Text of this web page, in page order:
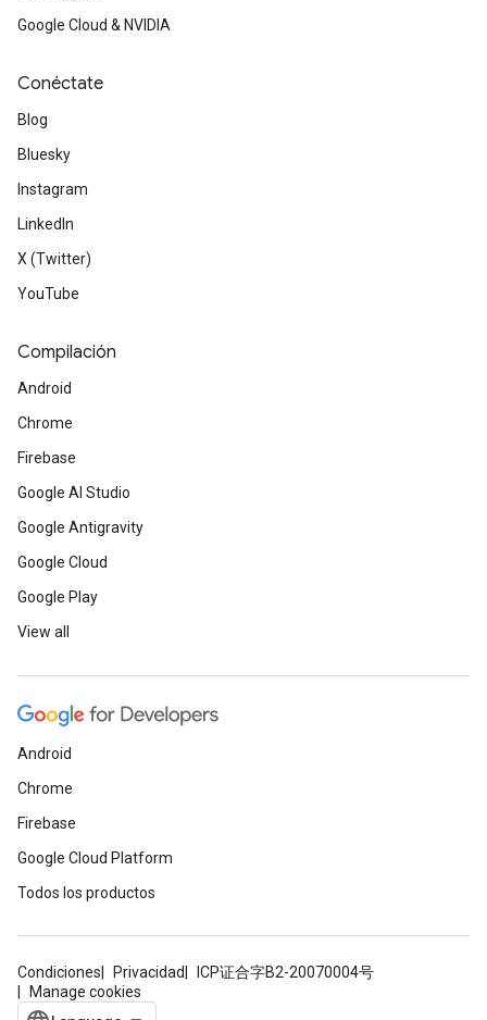
Google Cloud & NVIDIA
Conéctate
Blog
Bluesky
Instagram
LinkedIn
X (Twitter)
YouTube
Compilación
Android
Chrome
Firebase
Google AI Studio
Google Antigravity
Google Cloud
Google Play
View all
Android
Chrome
Firebase
Google Cloud Platform
Todos los productos
Condiciones Privacidad
ICP证合字B2-20070004号
Manage cookies